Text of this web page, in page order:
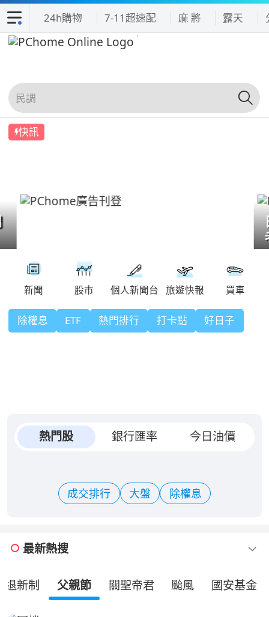
24h購物 7-11超速配 麻 將 露天
快訊
除權息 ETF 熱門排行 打卡點 好日子
熱門股 銀行匯率 今日油價
成交排行 大盤 除權息
最新熱搜
退新制 父親節 關聖帝君 颱風 國安基金